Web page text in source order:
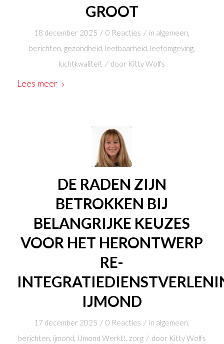
GROOT
18 december 2025 / 0 Reacties / in algemeen,
berichten, gezondheid, leefbaarheid, leefomgeving,
luchtkwaliteit / door Kitty Wolfs
Lees meer
DE RADEN ZIJN
BETROKKEN BIJ
BELANGRIJKE KEUZES
VOOR HET HERONTWERP
RE-
IJMOND
17 december 2025 / 0 Reacties / in algemeen,
berichten, ijmond, IJmond Werkt!, zorg / door Kitty Wolfs